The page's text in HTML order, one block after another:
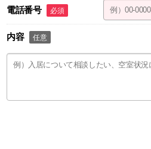
電話番号 必須
内容 任意